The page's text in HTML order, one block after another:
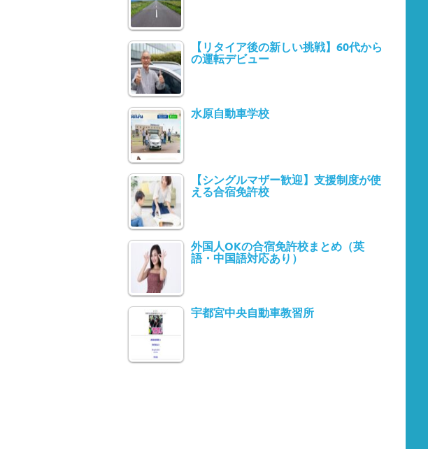
【リタイア後の新しい挑戦】60代から
の運転デビュー
水原自動車学校
【シングルマザー歓迎】支援制度が使
える合宿免許校
外国人OKの合宿免許校まとめ（英
語・中国語対応あり）
宇都宮中央自動車教習所